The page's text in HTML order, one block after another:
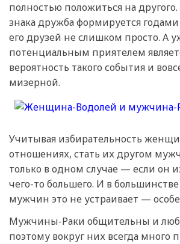
полностью положиться на
знака дружба формируется
его друзей не слишком просто. А
потенциальным приятелем
вероятность такого события и
мизерной.
Учитывая избирательность
отношениях, стать их другом
только в одном случае — если он
чего-то большего. И в большинстве
мужчин это не устраивает —
Мужчины-Раки общительны и
поэтому вокруг них всегда много